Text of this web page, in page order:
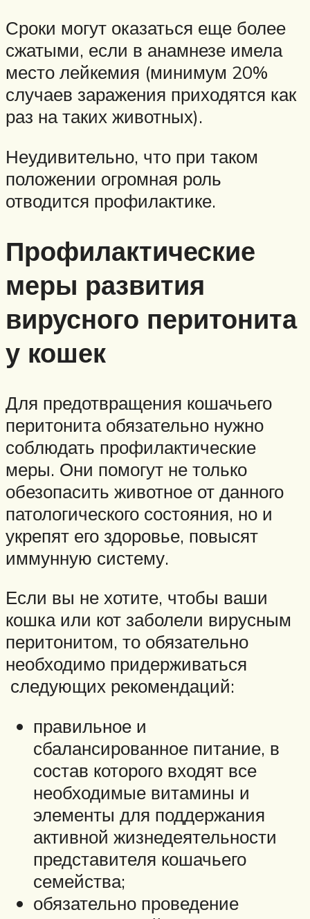
Сроки могут оказаться еще более
сжатыми, если в анамнезе имела
место лейкемия (минимум 20%
случаев заражения приходятся как
раз на таких животных).
Неудивительно, что при таком
положении огромная роль
отводится профилактике.
Профилактические
меры развития
вирусного перитонита
у кошек
Для предотвращения кошачьего
перитонита обязательно нужно
соблюдать профилактические
меры. Они помогут не только
обезопасить животное от данного
патологического состояния, но и
укрепят его здоровье, повысят
иммунную систему.
Если вы не хотите, чтобы ваши
кошка или кот заболели вирусным
перитонитом, то обязательно
необходимо придерживаться
следующих рекомендаций:
правильное и
сбалансированное питание, в
состав которого входят все
необходимые витамины и
элементы для поддержания
активной жизнедеятельности
представителя кошачьего
семейства;
обязательно проведение